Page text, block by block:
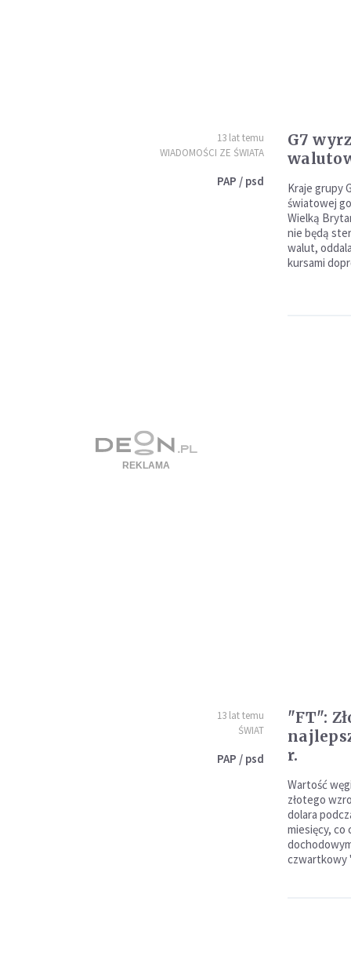
13 lat temu
WIADOMOŚCI ZE ŚWIATA
PAP / psd
G7
Kraje grupy
światowej
Wielką
nie będą
walut,
kursami
13 lat temu
ŚWIAT
PAP / psd
"FT":
r.
Wartość
złotego
dolara
miesięcy, co
czwartkowy